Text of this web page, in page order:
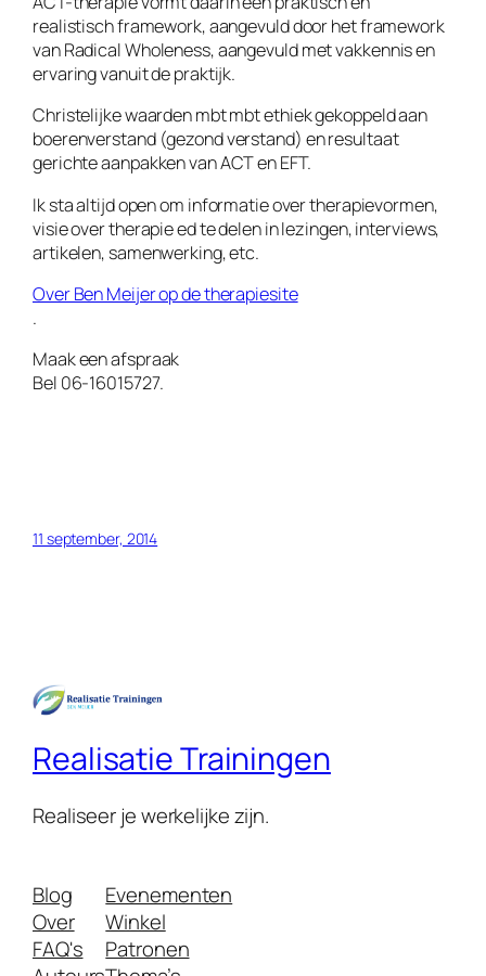
realistisch framework, aangevuld door het framework
van Radical Wholeness, aangevuld met vakkennis en
ervaring vanuit de praktijk.
Christelijke waarden mbt mbt ethiek gekoppeld aan
boerenverstand (gezond verstand) en resultaat
gerichte aanpakken van ACT en EFT.
Ik sta altijd open om informatie over therapievormen,
visie over therapie ed te delen in lezingen, interviews,
artikelen, samenwerking, etc.
Over Ben Meijer op de therapiesite
.
Maak een afspraak
Bel 06-16015727.
11 september, 2014
Realisatie Trainingen
Realiseer je werkelijke zijn.
Blog
Over
FAQ's
Evenementen
Winkel
Patronen